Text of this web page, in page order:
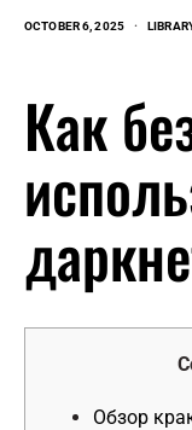
OCTOBER 6, 2025
Как
Обзор